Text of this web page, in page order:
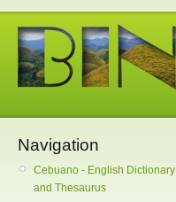
Navigation
Cebuano - English Dictionary
and Thesaurus